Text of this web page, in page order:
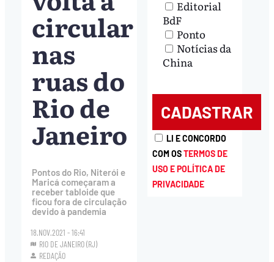
circular
nas
ruas do
Rio de
Janeiro
Pontos do Rio, Niterói e
Maricá começaram a
receber tabloide que
ficou fora de circulação
devido à pandemia
18.NOV.2021 - 16:41
RIO DE JANEIRO (RJ)
REDAÇÃO
Editorial
BdF
Ponto
Notícias da
China
LI E CONCORDO
COM OSTERMOS DE
USO E POLÍTICA DE
PRIVACIDADE